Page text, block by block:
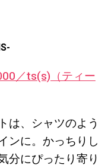
／ts(s)（ティー
は、シャツのよう
ンに。かっちりし
分にぴったり寄り